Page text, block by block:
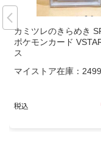
カミツレのきらめき
ポケモンカード
ス
マイストア在庫： 2499
税込